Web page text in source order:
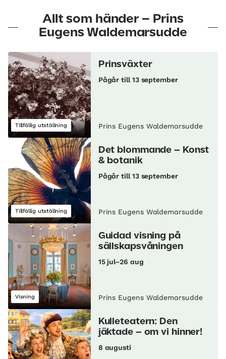
Allt som händer – Prins
Eugens Waldemarsudde
Tillfällig utställning
Prinsväxter
Pågår till 13 september
Prins Eugens Waldemarsudde
Tillfällig utställning
Det blommande – Konst
& botanik
Pågår till 13 september
Prins Eugens Waldemarsudde
Visning
Guidad visning på
sällskapsvåningen
15 jul–26 aug
Prins Eugens Waldemarsudde
Kulleteatern: Den
jäktade – om vi hinner!
8 augusti